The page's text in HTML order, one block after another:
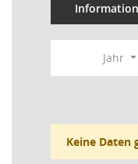
Jahr
Keine Daten